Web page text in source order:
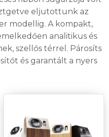
eljutottunk az
modellig. A kompakt,
analitikus és
szellős térrel. Párosíts
és garantált a nyers